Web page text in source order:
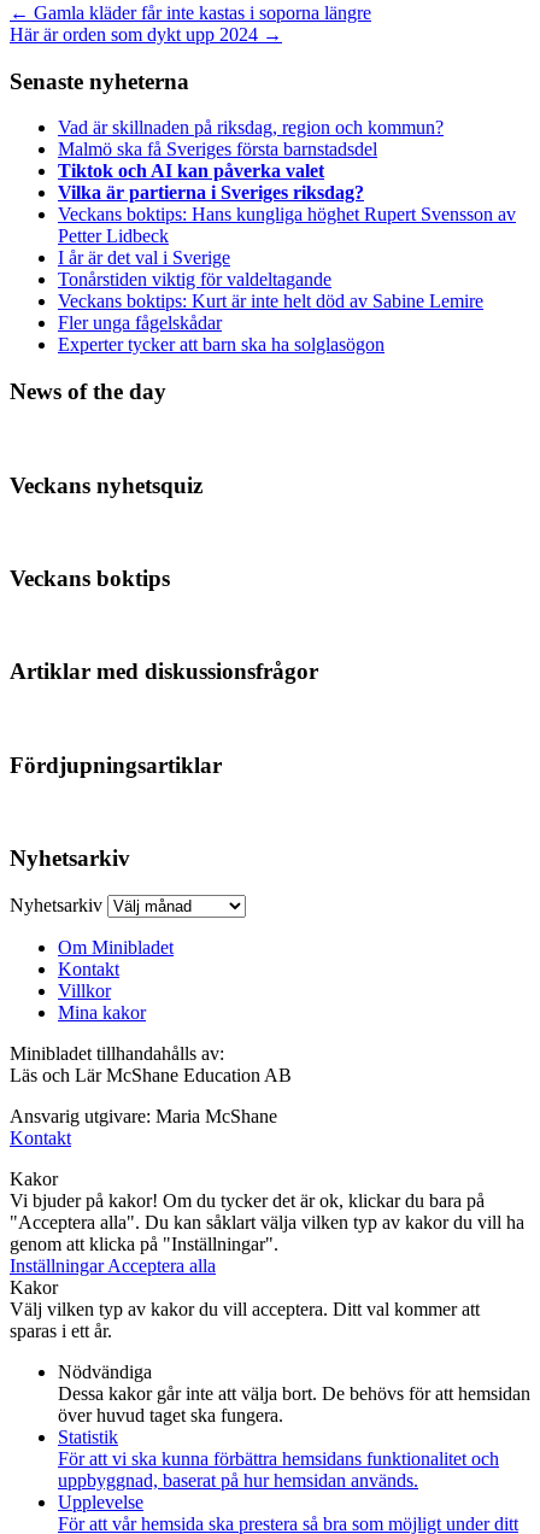
← Gamla kläder får inte kastas i soporna längre
Här är orden som dykt upp 2024 →
Senaste nyheterna
Vad är skillnaden på riksdag, region och kommun?
Malmö ska få Sveriges första barnstadsdel
Tiktok och AI kan påverka valet
Vilka är partierna i Sveriges riksdag?
Veckans boktips: Hans kungliga höghet Rupert Svensson av
Petter Lidbeck
I år är det val i Sverige
Tonårstiden viktig för valdeltagande
Veckans boktips: Kurt är inte helt död av Sabine Lemire
Fler unga fågelskådar
Experter tycker att barn ska ha solglasögon
News of the day
Veckans nyhetsquiz
Veckans boktips
Artiklar med diskussionsfrågor
Fördjupningsartiklar
Nyhetsarkiv
Nyhetsarkiv
Om Minibladet
Kontakt
Villkor
Mina kakor
Minibladet tillhandahålls av:
Läs och Lär McShane Education AB
Ansvarig utgivare: Maria McShane
Kontakt
Kakor
Vi bjuder på kakor! Om du tycker det är ok, klickar du bara på
"Acceptera alla". Du kan såklart välja vilken typ av kakor du vill ha
genom att klicka på "Inställningar".
InställningarAcceptera alla
Kakor
Välj vilken typ av kakor du vill acceptera. Ditt val kommer att
sparas i ett år.
Nödvändiga
Dessa kakor går inte att välja bort. De behövs för att hemsidan
över huvud taget ska fungera.
Statistik
För att vi ska kunna förbättra hemsidans funktionalitet och
uppbyggnad, baserat på hur hemsidan används.
Upplevelse
För att vår hemsida ska prestera så bra som möjligt under ditt